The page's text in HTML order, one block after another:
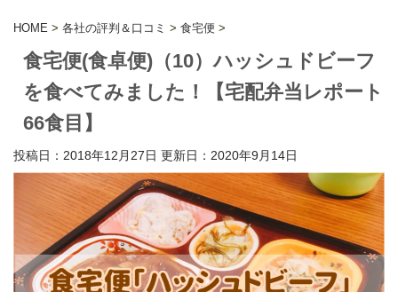
HOME > 各社の評判＆口コミ > 食宅便 >
食宅便(食卓便)（10）ハッシュドビーフ
を食べてみました！【宅配弁当レポート
66食目】
投稿日：2018年12月27日 更新日： 2020年9月14日